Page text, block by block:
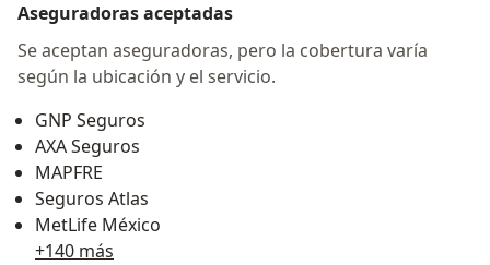
Aseguradoras aceptadas
Se aceptan aseguradoras, pero la cobertura varía
según la ubicación y el servicio.
GNP Seguros
AXA Seguros
MAPFRE
Seguros Atlas
MetLife México
+140 más